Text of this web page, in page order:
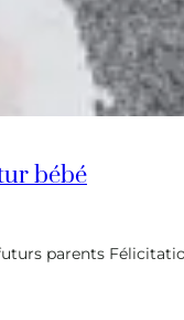
bébé
parents